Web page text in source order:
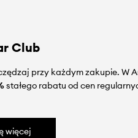
Club
przy każdym zakupie. W
stałego rabatu od cen
więcej